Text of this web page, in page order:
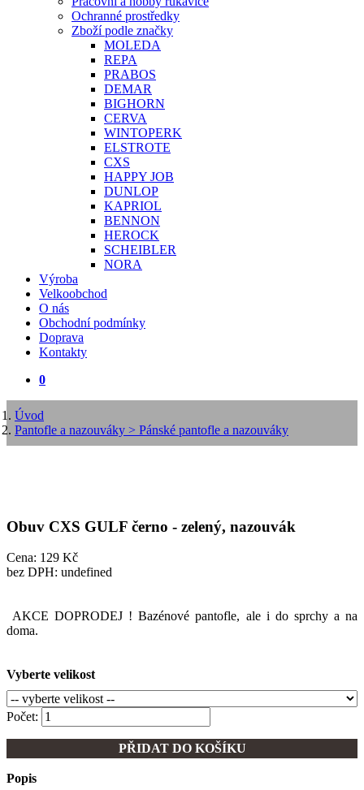
Ochranné prostředky
Zboží podle značky
MOLEDA
REPA
PRABOS
DEMAR
BIGHORN
CERVA
WINTOPERK
ELSTROTE
CXS
HAPPY JOB
DUNLOP
KAPRIOL
BENNON
HEROCK
SCHEIBLER
NORA
Výroba
Velkoobchod
O nás
Obchodní podmínky
Doprava
Kontakty
0
Úvod
Pantofle a nazouváky > Pánské pantofle a nazouváky
Obuv CXS GULF černo - zelený, nazouvák
Cena: 129 Kč
bez DPH: undefined
AKCE DOPRODEJ ! Bazénové pantofle, ale i do sprchy a na
doma.
Vyberte velikost
Počet:
PŘIDAT DO KOŠÍKU
Popis